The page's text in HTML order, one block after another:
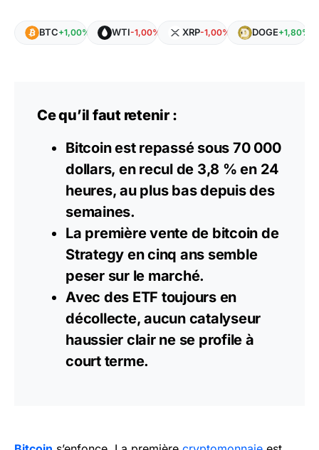
BTC+1,00% WTI-1,00% XRP-1,00% DOGE+1,80%
Ce qu’il faut retenir :
Bitcoin est repassé sous 70 000
dollars, en recul de 3,8 % en 24
heures, au plus bas depuis des
semaines.
La première vente de bitcoin de
Strategy en cinq ans semble
peser sur le marché.
Avec des ETF toujours en
décollecte, aucun catalyseur
haussier clair ne se profile à
court terme.